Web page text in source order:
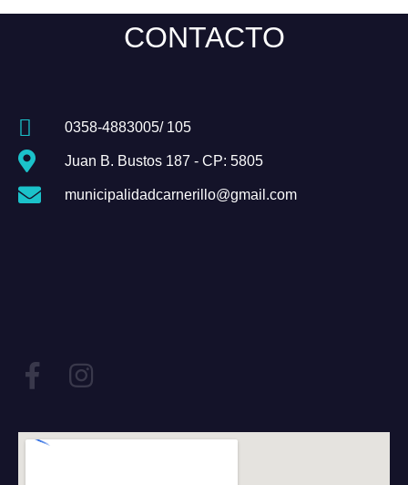
CONTACTO
0358-4883005/ 105
Juan B. Bustos 187 - CP: 5805
municipalidadcarnerillo@gmail.com